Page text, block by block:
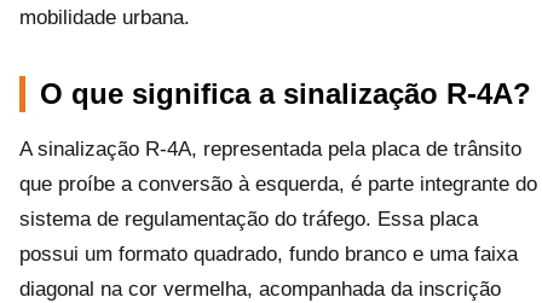
mobilidade urbana.
O que significa a sinalização R-4A?
A sinalização R-4A, representada pela placa de trânsito
que proíbe a conversão à esquerda, é parte integrante do
sistema de regulamentação do tráfego. Essa placa
possui um formato quadrado, fundo branco e uma faixa
diagonal na cor vermelha, acompanhada da inscrição